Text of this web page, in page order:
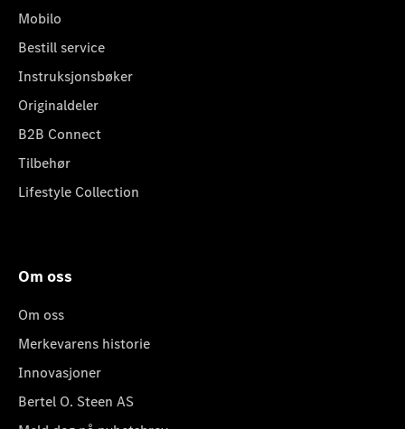
Mobilo
Bestill service
Instruksjonsbøker
Originaldeler
B2B Connect
Tilbehør
Lifestyle Collection
Om oss
Om oss
Merkevarens historie
Innovasjoner
Bertel O. Steen AS